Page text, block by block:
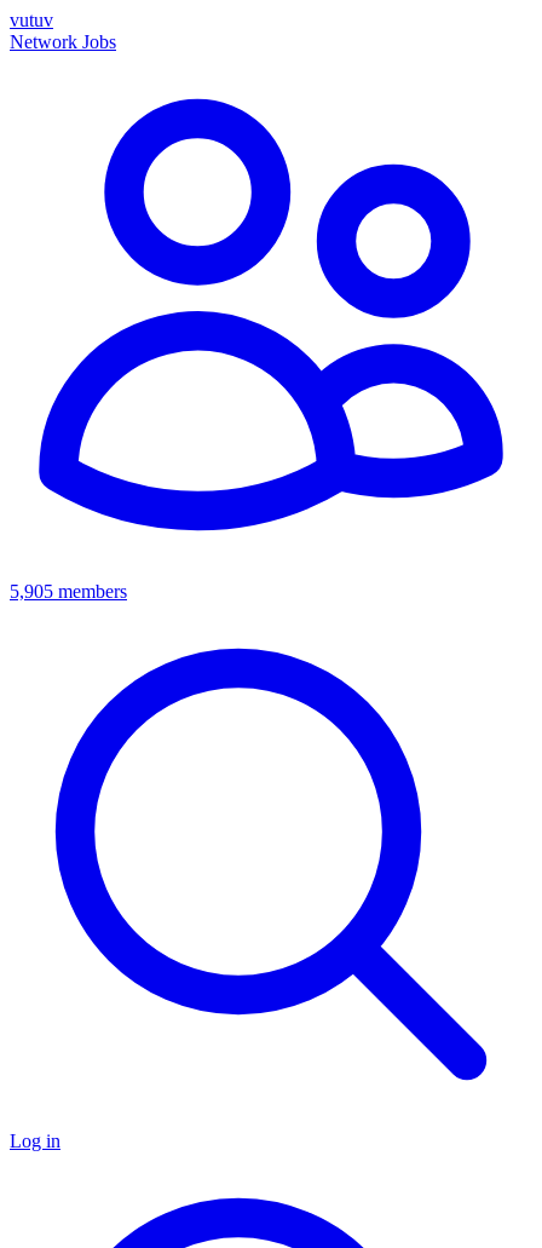
vutuv
Network Jobs
5,905 members
Log in